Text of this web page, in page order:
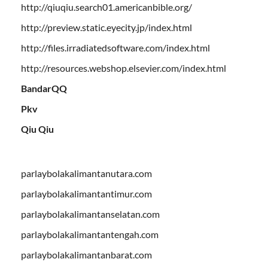
http://qiuqiu.search01.americanbible.org/
http://preview.static.eyecity.jp/index.html
http://files.irradiatedsoftware.com/index.html
http://resources.webshop.elsevier.com/index.html
BandarQQ
Pkv
Qiu Qiu
parlaybolakalimantanutara.com
parlaybolakalimantantimur.com
parlaybolakalimantanselatan.com
parlaybolakalimantantengah.com
parlaybolakalimantanbarat.com